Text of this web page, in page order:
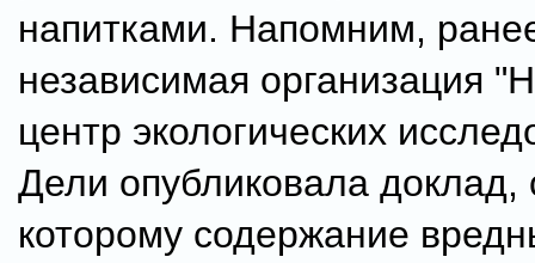
напитками. Напомним,
независимая организация
центр экологических
Дели опубликовала доклад,
которому содержание